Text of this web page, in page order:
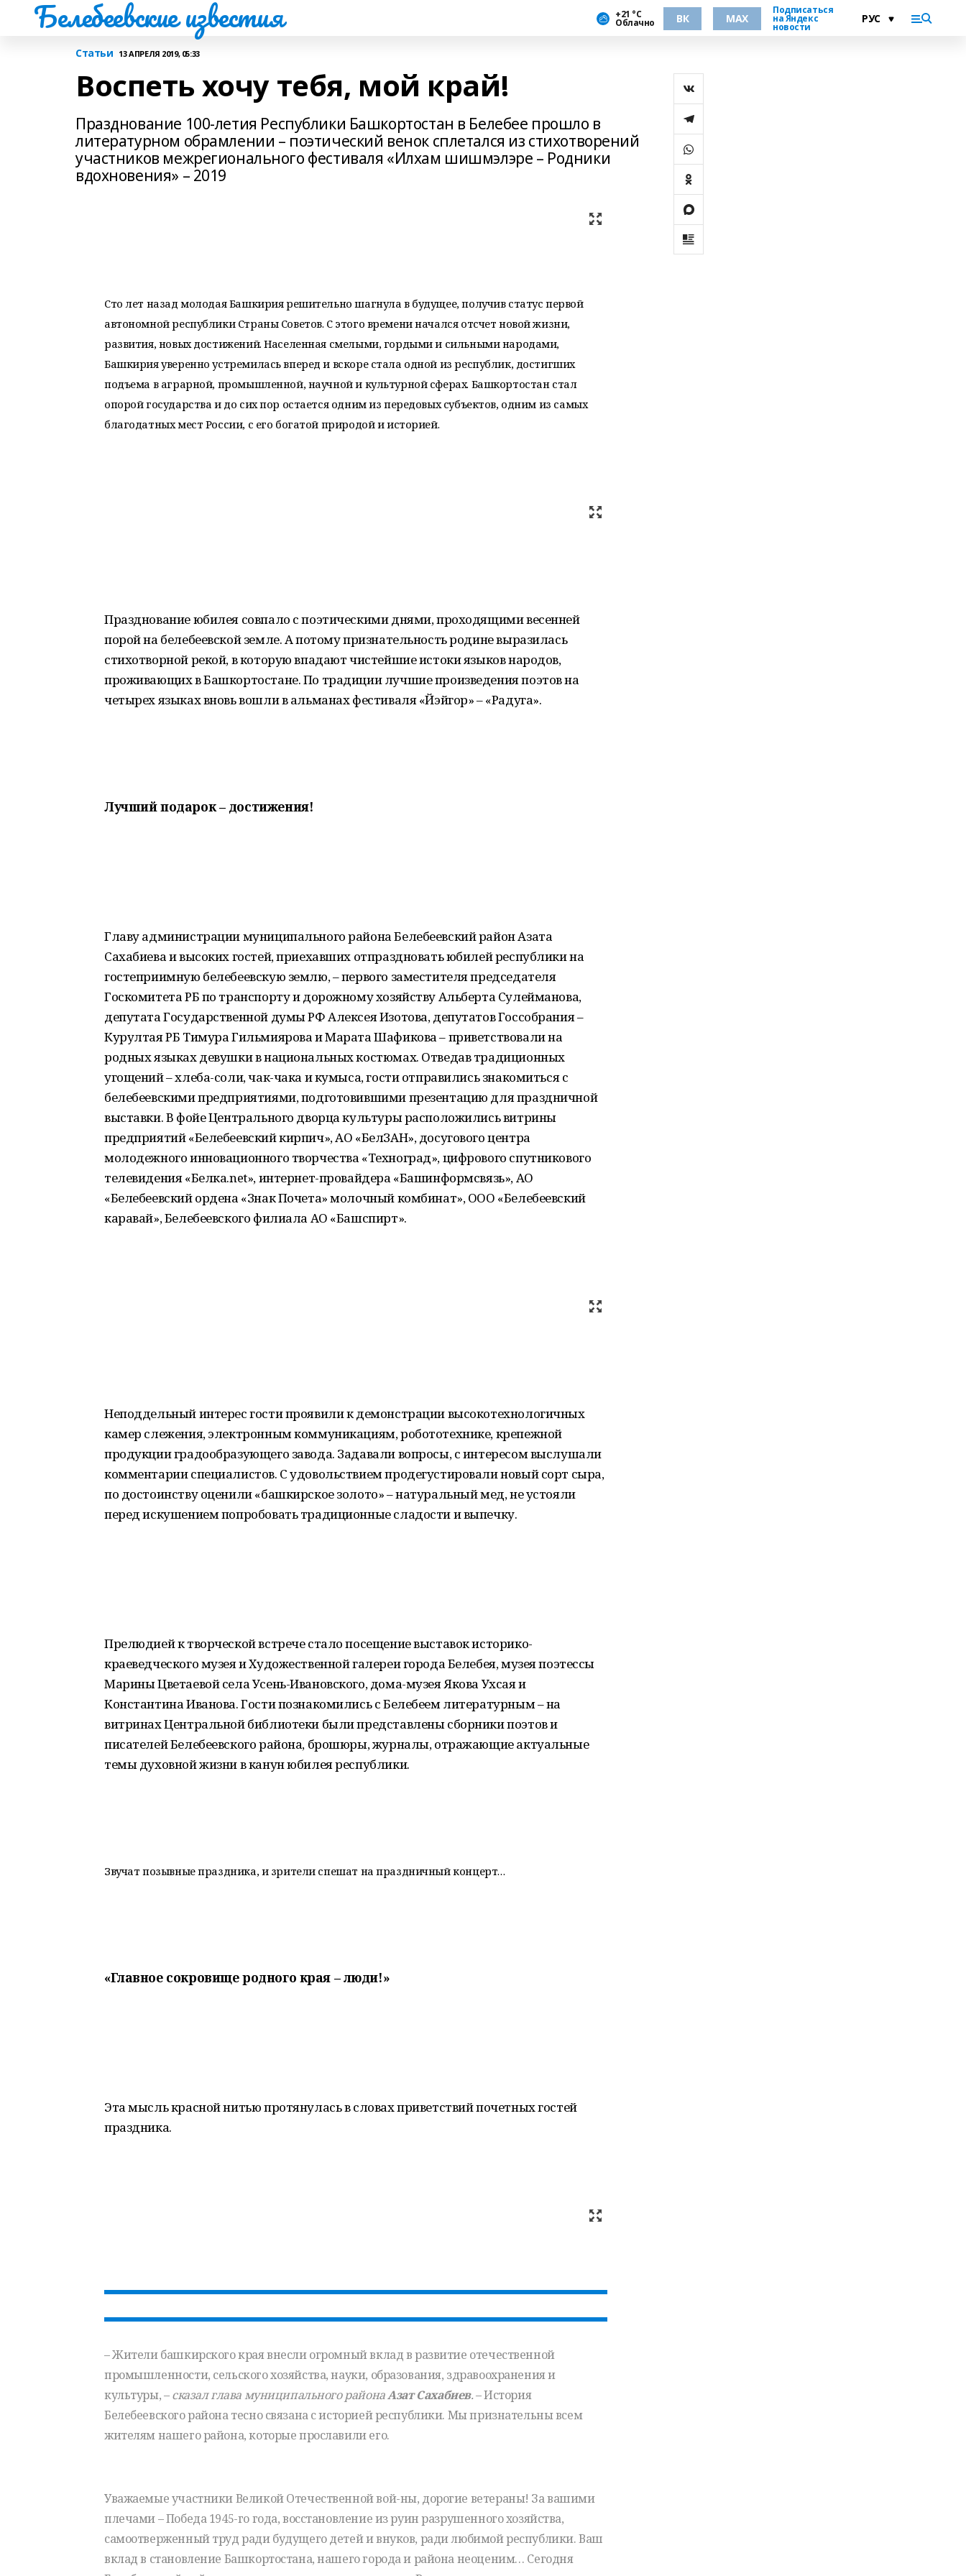
Белебеевские известия +21 °С
Облачно ВК MAX
Подписаться
на Яндекс
новости
Статьи 13 АПРЕЛЯ 2019, 05:33
Воспеть хочу тебя, мой край!
Празднование 100-летия Республики Башкортостан в Белебее прошло в
литературном обрамлении – поэтический венок сплетался из стихотворений
участников межрегионального фестиваля «Илхам шишмэлэре – Родники
вдохновения» – 2019
Сто лет назад молодая Башкирия решительно шагнула в будущее, получив статус первой
автономной республики Страны Советов. С этого времени начался отсчет новой жизни,
развития, новых достижений. Населенная смелыми, гордыми и сильными народами,
Башкирия уверенно устремилась вперед и вскоре стала одной из республик, достигших
подъема в аграрной, промышленной, научной и культурной сферах. Башкортостан стал
опорой государства и до сих пор остается одним из передовых субъектов, одним из самых
благодатных мест России, с его богатой природой и историей.
Празднование юбилея совпало с поэтическими днями, проходящими весенней
порой на белебеевской земле. А потому признательность родине выразилась
стихотворной рекой, в которую впадают чистейшие истоки языков народов,
проживающих в Башкортостане. По традиции лучшие произведения поэтов на
четырех языках вновь вошли в альманах фестиваля «Йэйгор» – «Радуга».
Лучший подарок – достижения!
Главу администрации муниципального района Белебеевский район Азата
Сахабиева и высоких гостей, приехавших отпраздновать юбилей республики на
гостеприимную белебеевскую землю, – первого заместителя председателя
Госкомитета РБ по транспорту и дорожному хозяйству Альберта Сулейманова,
депутата Государственной думы РФ Алексея Изотова, депутатов Госсобрания –
Курултая РБ Тимура Гильмиярова и Марата Шафикова – приветствовали на
родных языках девушки в национальных костюмах. Отведав традиционных
угощений – хлеба-соли, чак-чака и кумыса, гости отправились знакомиться с
белебеевскими предприятиями, подготовившими презентацию для праздничной
выставки. В фойе Центрального дворца культуры расположились витрины
предприятий «Белебеевский кирпич», АО «БелЗАН», досугового центра
молодежного инновационного творчества «Техноград», цифрового спутникового
телевидения «Белка.net», интернет-провайдера «Башинформсвязь», АО
«Белебеевский ордена «Знак Почета» молочный комбинат», ООО «Белебеевский
каравай», Белебеевского филиала АО «Башспирт».
Неподдельный интерес гости проявили к демонстрации высокотехнологичных
камер слежения, электронным коммуникациям, робототехнике, крепежной
продукции градообразующего завода. Задавали вопросы, с интересом выслушали
комментарии специалистов. С удовольствием продегустировали новый сорт сыра,
по достоинству оценили «башкирское золото» – натуральный мед, не устояли
перед искушением попробовать традиционные сладости и выпечку.
Прелюдией к творческой встрече стало посещение выставок историко-
краеведческого музея и Художественной галереи города Белебея, музея поэтессы
Марины Цветаевой села Усень-Ивановского, дома-музея Якова Ухсая и
Константина Иванова. Гости познакомились с Белебеем литературным – на
витринах Центральной библиотеки были представлены сборники поэтов и
писателей Белебеевского района, брошюры, журналы, отражающие актуальные
темы духовной жизни в канун юбилея республики.
Звучат позывные праздника, и зрители спешат на праздничный концерт…
«Главное сокровище родного края – люди!»
Эта мысль красной нитью протянулась в словах приветствий почетных гостей
праздника.
– Жители башкирского края внесли огромный вклад в развитие отечественной
промышленности, сельского хозяйства, науки, образования, здравоохранения и
культуры, –сказал глава муниципального районаАзат Сахабиев.– История
Белебеевского района тесно связана с историей республики. Мы признательны всем
жителям нашего района, которые прославили его.
Уважаемые участники Великой Отечественной вой-ны, дорогие ветераны! За вашими
плечами – Победа 1945-го года, восстановление из руин разрушенного хозяйства,
самоотверженный труд ради будущего детей и внуков, ради любимой республики. Ваш
вклад в становление Башкортостана, нашего города и района неоценим… Сегодня